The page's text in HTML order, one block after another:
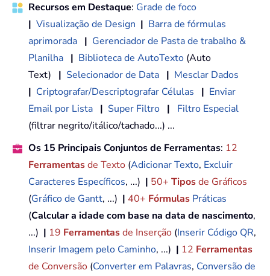
Recursos em Destaque: Grade de foco
| Visualização de Design | Barra de fórmulas
aprimorada | Gerenciador de Pasta de trabalho &
Planilha | Biblioteca de AutoTexto (Auto
Text) | Selecionador de Data | Mesclar Dados
| Criptografar/Descriptografar Células | Enviar
Email por Lista | Super Filtro |
Filtro Especial
(filtrar negrito/itálico/tachado...) ...
Os 15 Principais Conjuntos de Ferramentas: 12
Ferramentasde Texto (Adicionar Texto, Excluir
Caracteres Específicos, ...) | 50+ Tiposde Gráficos
(Gráfico de Gantt, ...) | 40+ Fórmulas Práticas
(Calcular a idade com base na data de nascimento,
...) | 19 Ferramentasde Inserção (Inserir Código QR,
Inserir Imagem pelo Caminho, ...) | 12 Ferramentas
de Conversão (Converter em Palavras, Conversão de